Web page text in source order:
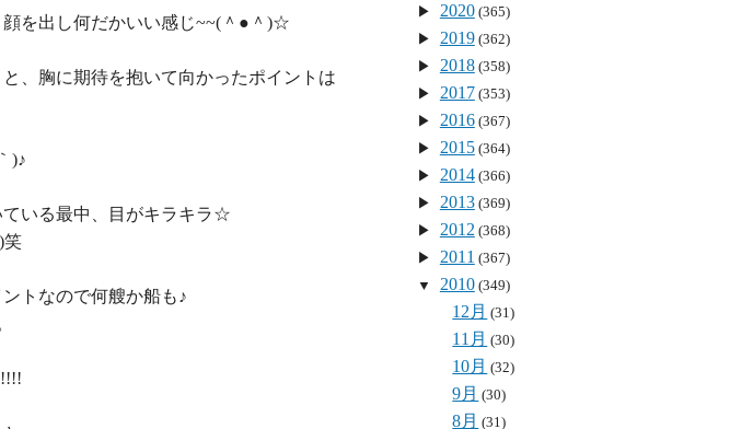
を出し何だかいい感じ~~(＾●＾)☆
、胸に期待を抱いて向かったポイントは
)♪
いる最中、目がキラキラ☆
笑
トなので何艘か船も♪
2020(365)
2019(362)
2018(358)
2017(353)
2016(367)
2015(364)
2014(366)
2013(369)
2012(368)
2011 (367)
2010(349)
12月 (31)
11月 (30)
10月 (32)
9月 (30)
8月 (31)